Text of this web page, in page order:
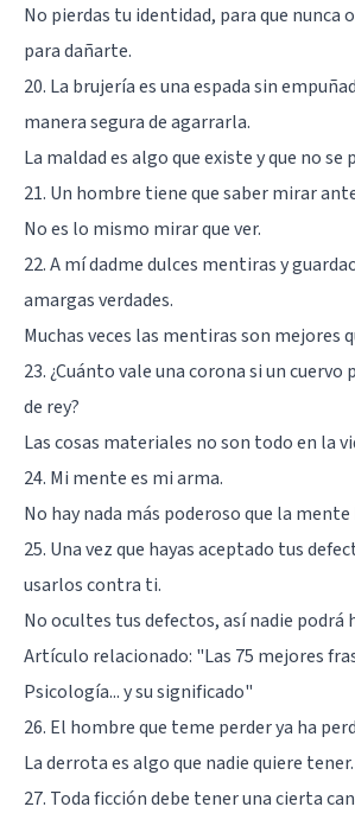
No pierdas tu identidad, para que nunca
para dañarte.
20. La brujería es una espada sin
manera segura de agarrarla.
La maldad es algo que existe y que no se
21. Un hombre tiene que saber mirar
No es lo mismo mirar que ver.
22. A mí dadme dulces mentiras y
amargas verdades.
Muchas veces las mentiras son mejores
23. ¿Cuánto vale una corona si un cuervo
de rey?
Las cosas materiales no son todo en la
24. Mi mente es mi arma.
No hay nada más poderoso que la mente
25. Una vez que hayas aceptado tus
usarlos contra ti.
No ocultes tus defectos, así nadie podrá
Artículo relacionado: "Las 75 mejores
Psicología... y su significado"
26. El hombre que teme perder ya ha
La derrota es algo que nadie quiere tener.
27. Toda ficción debe tener una cierta